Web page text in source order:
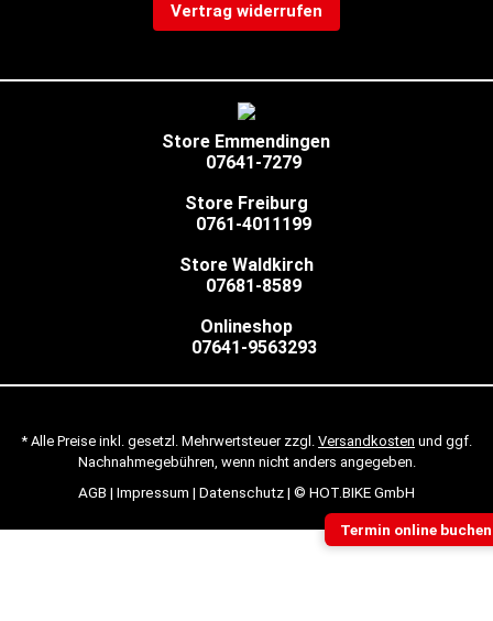
Termin online buchen
Vertrag widerrufen
Store Emmendingen
07641-7279
Store Freiburg
0761-4011199
Store Waldkirch
07681-8589
Onlineshop
07641-9563293
* Alle Preise inkl. gesetzl. Mehrwertsteuer zzgl. Versandkosten und ggf.
Nachnahmegebühren, wenn nicht anders angegeben.
AGB | Impressum | Datenschutz| © HOT.BIKE GmbH